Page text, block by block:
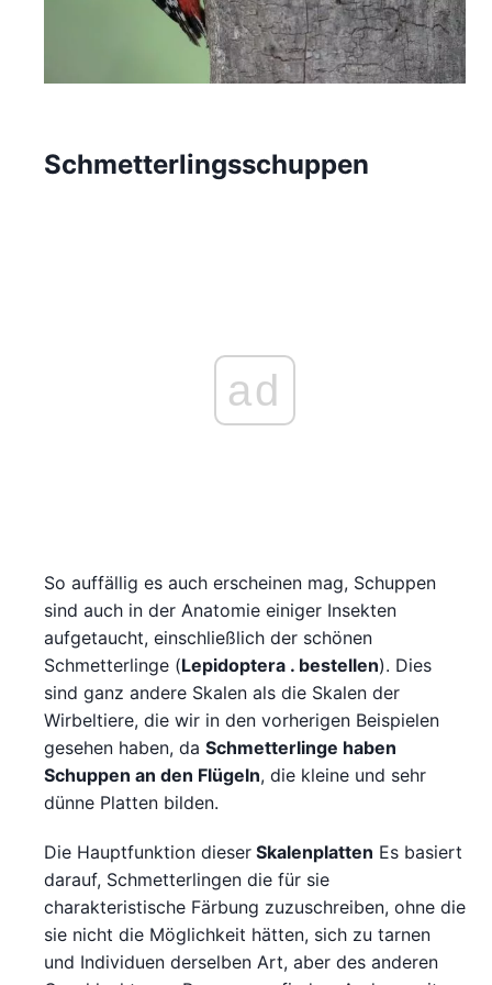
Schmetterlingsschuppen
ad
So auffällig es auch erscheinen mag, Schuppen
sind auch in der Anatomie einiger Insekten
aufgetaucht, einschließlich der schönen
Schmetterlinge (Lepidoptera . bestellen). Dies
sind ganz andere Skalen als die Skalen der
Wirbeltiere, die wir in den vorherigen Beispielen
gesehen haben, da Schmetterlinge haben
Schuppen an den Flügeln, die kleine und sehr
dünne Platten bilden.
Die Hauptfunktion dieser Skalenplatten Es basiert
darauf, Schmetterlingen die für sie
charakteristische Färbung zuzuschreiben, ohne die
sie nicht die Möglichkeit hätten, sich zu tarnen
und Individuen derselben Art, aber des anderen